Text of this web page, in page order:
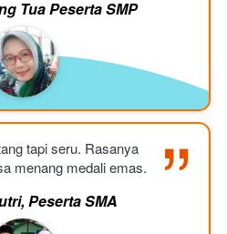
Tua Peserta SMP
tapi seru. Rasanya
menang medali emas.
“
Peserta SMA